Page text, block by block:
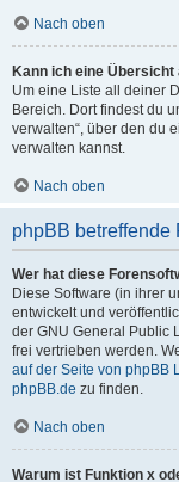
Nach oben
Kann ich eine
Um eine Liste all deiner
Bereich. Dort findest du
verwalten“, über den du
verwalten kannst.
Nach oben
phpBB betreffende
Wer hat diese
Diese Software (in ihrer
entwickelt und
der GNU General Public
frei vertrieben werden.
auf der Seite von phpBB
phpBB.de zu finden.
Nach oben
Warum ist Funktion x